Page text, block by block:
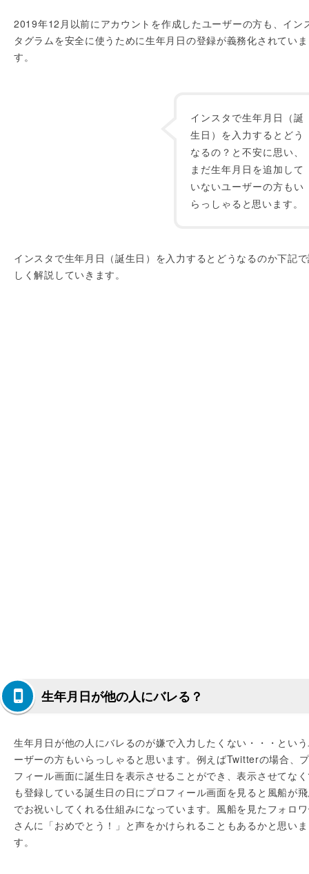
2019年12月以前にアカウントを作成したユーザーの方も、イン
タグラムを安全に使うために生年月日の登録が義務化されていま
す。
インスタで生年月日（誕
生日）を入力するとどう
なるの？と不安に思い、
まだ生年月日を追加して
いないユーザーの方もい
らっしゃると思います。
インスタで生年月日（誕生日）を入力するとどうなるのか下記
しく解説していきます。
生年月日が他の人にバレる？
生年月日が他の人にバレるのが嫌で入力したくない・・・とい
ーザーの方もいらっしゃると思います。例えばTwitterの場合、
フィール画面に誕生日を表示させることができ、表示させてな
も登録している誕生日の日にプロフィール画面を見ると風船が
でお祝いしてくれる仕組みになっています。風船を見たフォロ
さんに「おめでとう！」と声をかけられることもあるかと思いま
す。